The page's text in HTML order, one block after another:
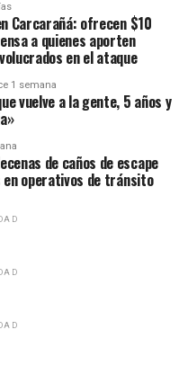
Carcarañá: ofrecen $10
a quienes aporten
en el ataque
1 semana
vuelve a la gente, 5 años y
de caños de escape
operativos de tránsito